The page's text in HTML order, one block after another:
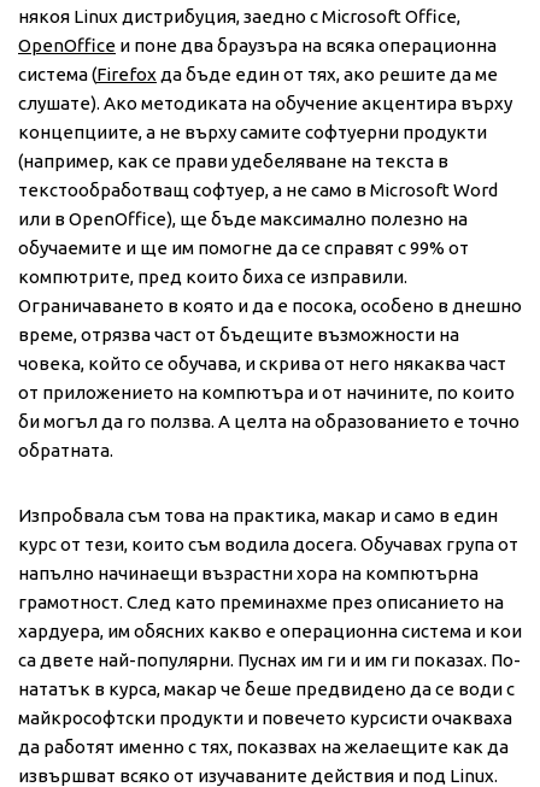
някоя Linux дистрибуция, заедно с Microsoft Office,
OpenOffice и поне два браузъра на всяка операционна
система (Firefox да бъде един от тях, ако решите да ме
слушате). Ако методиката на обучение акцентира върху
концепциите, а не върху самите софтуерни продукти
(например, как се прави удебеляване на текста в
текстообработващ софтуер, а не само в Microsoft Word
или в OpenOffice), ще бъде максимално полезно на
обучаемите и ще им помогне да се справят с 99% от
компютрите, пред които биха се изправили.
Ограничаването в която и да е посока, особено в днешно
време, отрязва част от бъдещите възможности на
човека, който се обучава, и скрива от него някаква част
от приложението на компютъра и от начините, по които
би могъл да го ползва. А целта на образованието е точно
обратната.
Изпробвала съм това на практика, макар и само в един
курс от тези, които съм водила досега. Обучавах група от
напълно начинаещи възрастни хора на компютърна
грамотност. След като преминахме през описанието на
хардуера, им обясних какво е операционна система и кои
са двете най-популярни. Пуснах им ги и им ги показах. По-
нататък в курса, макар че беше предвидено да се води с
майкрософтски продукти и повечето курсисти очакваха
да работят именно с тях, показвах на желаещите как да
извършват всяко от изучаваните действия и под Linux.